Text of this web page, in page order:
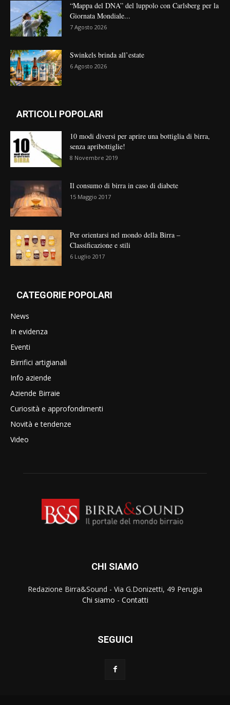
“Mappa del DNA” del luppolo con Carlsberg per la
Giornata Mondiale...
7 Agosto 2026
Swinkels brinda all’estate
6 Agosto 2026
ARTICOLI POPOLARI
10 modi diversi per aprire una bottiglia di birra,
senza apribottiglie!
8 Novembre 2019
Il consumo di birra in caso di diabete
15 Maggio 2017
Per orientarsi nel mondo della Birra –
Classificazione e stili
6 Luglio 2017
CATEGORIE POPOLARI
News
In evidenza
Eventi
Birrifici artigianali
Info aziende
Aziende Birraie
Curiosità e approfondimenti
Novità e tendenze
Video
CHI SIAMO
Redazione Birra&Sound - Via G.Donizetti, 49 Perugia
Chi siamo - Contatti
SEGUICI